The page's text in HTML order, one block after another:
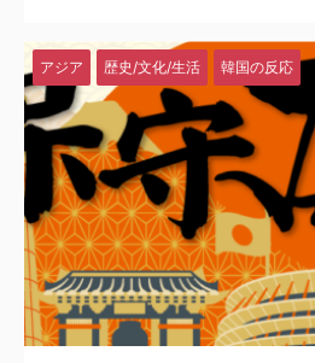
アジア 歴史/文化/生活 韓国の反応